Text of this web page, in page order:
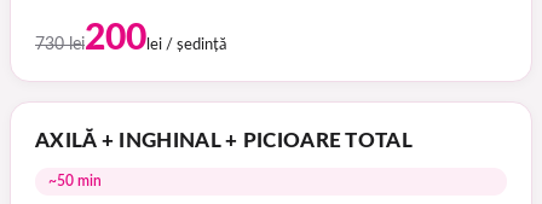
730 lei200 lei / ședință
AXILĂ + INGHINAL + PICIOARE TOTAL
~50 min